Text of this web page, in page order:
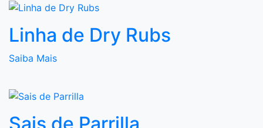
Linha de Dry Rubs
Saiba Mais